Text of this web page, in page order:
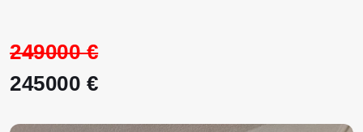
249000 €
245000 €